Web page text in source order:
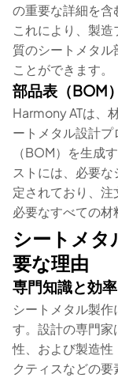
の重要な詳細を含
これにより、製
質のシートメタ
ことができます。
部品表（BOM
Harmony ATは、
ートメタル設計
（BOM）を生成
ストには、必要
定されており、
必要なすべての材
シートメタ
要な理由
専門知識と効率
シートメタル製
す。設計の専門
性、および製造性
クティスなどの